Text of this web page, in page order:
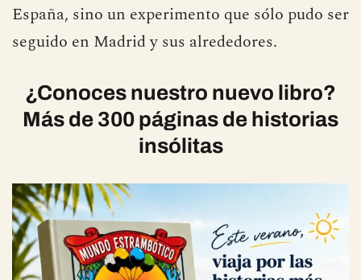
España, sino un experimento que sólo pudo ser
seguido en Madrid y sus alrededores.
¿Conoces nuestro nuevo libro?
Más de 300 páginas de historias
insólitas